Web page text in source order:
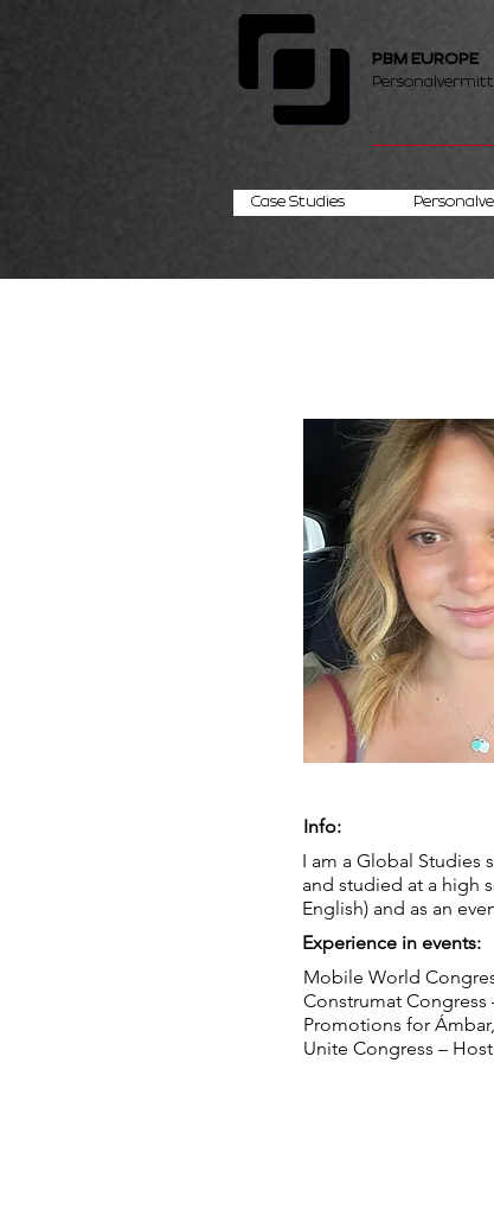
PBM EUROPE
Case Studies
Info:
I am a Global Studies
and studied at a high
English) and as an
Experience in events:
Mobile World
Construmat Congress
Promotions for
Unite Congress –